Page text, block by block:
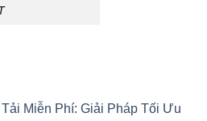
Miễn Phí: Giải Pháp Tối Ưu